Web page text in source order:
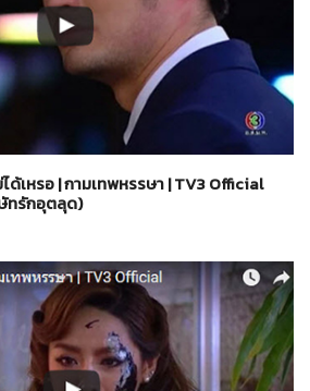
The Cupids บริษัทรักอุตลุด
ด้เหรอ | กามเทพหรรษา | TV3 Official
ทรักอุตลุด)